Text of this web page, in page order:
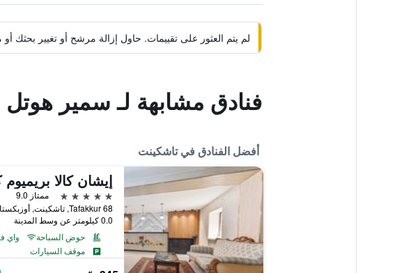
لم يتم العثور على تقييمات. حاول إزالة مرشح أو تغيير
فنادق مشابهة لـ سمير هوتل
أفضل الفنادق في تاشكينت
5 نجوم
ممتاز 9.0
Tafakkur 68, تاشكينت, أوزبكستان
0.0 كيلومتر عن وسط المدينة
حوض السباحة
واي
موقف السيارات